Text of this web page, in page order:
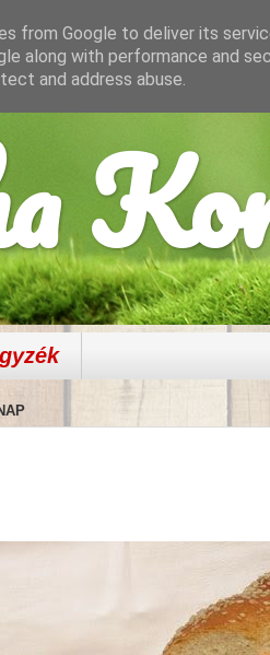
from Google to deliver its
along with performance and
and address abuse.